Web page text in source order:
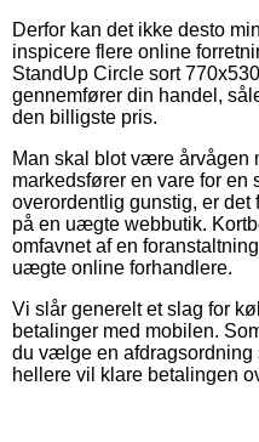
Derfor kan det ikke desto
inspicere flere online
StandUp Circle sort
gennemfører din handel,
den billigste pris.
Man skal blot være årvågen
markedsfører en vare for en
overordentlig gunstig, er
på en uægte webbutik.
omfavnet af en
uægte online forhandlere.
Vi slår generelt et slag for
betalinger med mobilen.
du vælge en afdragsordning
hellere vil klare betalingen